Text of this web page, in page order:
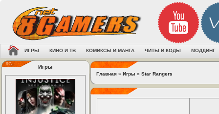
ИГРЫ КИНО И ТВ КОМИКСЫ И МАНГА ЧИТЫ И КОДЫ МОДДИНГ
Игры
Главная » Игры » Star Rangers